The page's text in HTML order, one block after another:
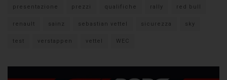
presentazione prezzi qualifiche rally red bull
renault sainz sebastian vettel sicurezza sky
test verstappen vettel WEC